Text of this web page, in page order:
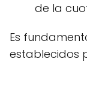
de la
Es
establecidos